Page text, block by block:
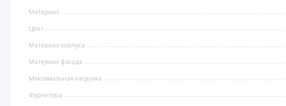
Материал
Цвет
Материал корпуса
Материал фасада
Максимальная нагрузка
Фурнитура